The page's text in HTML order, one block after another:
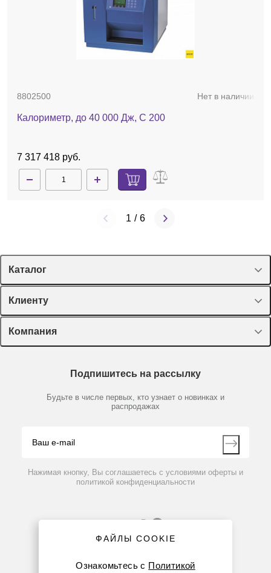
8802500 Нет в наличии
Калориметр, до 40 000 Дж, C 200
7 317 418 руб.
1 / 6
Каталог
Спецпредложения
Оборудование, приборы
Пластик, стекло, принадлежности
Химические реактивы, препараты, наборы
Производители
Клиенту
Лекторий Диаэм
Доставка и оплата
Мобильное приложение
Компания
Партнеры
Контакты
Подпишитесь на рассылку
Будьте в числе первых, кто узнает о новинках и
распродажах
Нажимая кнопку, Вы соглашаетесь с условиями оферты и
политикой конфиденциальности
ФАЙЛЫ COOKIE
Ознакомьтесь с Политикой